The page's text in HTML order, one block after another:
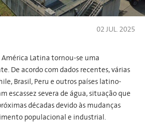
02 JUL. 2025
Latina tornou-se uma
De acordo com dados recentes, várias
Brasil, Peru e outros países latino-
escassez severa de água, situação que
décadas devido às mudanças
populacional e industrial.